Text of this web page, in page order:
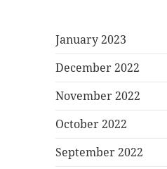
January 2023
December 2022
November 2022
October 2022
September 2022